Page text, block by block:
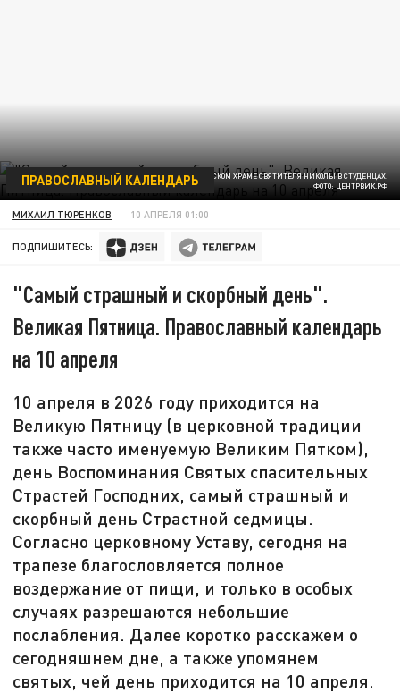
СВЯТАЯ ПЛАЩАНИЦА В МОСКОВСКОМ ЕДИНОВЕРЧЕСКОМ ХРАМЕ СВЯТИТЕЛЯ НИКОЛЫ В СТУДЕНЦАХ.
ФОТО: ЦЕНТРВИК.РФ
ПРАВОСЛАВНЫЙ КАЛЕНДАРЬ
МИХАИЛ ТЮРЕНКОВ 10 АПРЕЛЯ 01:00
ПОДПИШИТЕСЬ:
"Самый страшный и скорбный день".
Великая Пятница. Православный календарь
на 10 апреля
10 апреля в 2026 году приходится на
Великую Пятницу (в церковной традиции
также часто именуемую Великим Пятком),
день Воспоминания Святых спасительных
Страстей Господних, самый страшный и
скорбный день Страстной седмицы.
Согласно церковному Уставу, сегодня на
трапезе благословляется полное
воздержание от пищи, и только в особых
случаях разрешаются небольшие
послабления. Далее коротко расскажем о
сегодняшнем дне, а также упомянем
святых, чей день приходится на 10 апреля.